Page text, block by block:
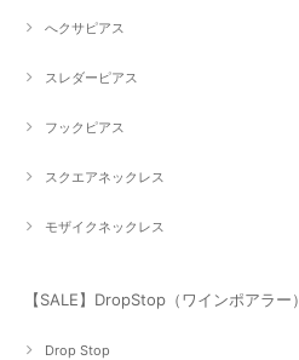
へクサピアス
スレダーピアス
フックピアス
スクエアネックレス
モザイクネックレス
【SALE】DropStop（ワインポアラー）
Drop Stop